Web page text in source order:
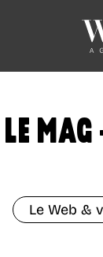
LE
Le Web &